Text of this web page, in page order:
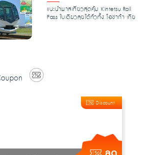
แนะนำพาสเที่ยวสุดคุ้ม Kintetsu Rail
Pass ใบเดียวลุยได้ทั่วทั้ง โอซาก้า เกีย
Discount